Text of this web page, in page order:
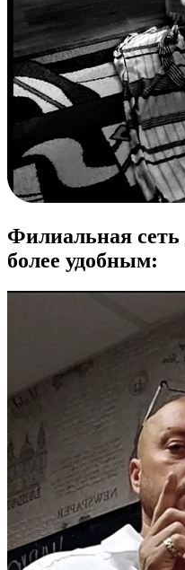
Филиальная сеть
более удобным: